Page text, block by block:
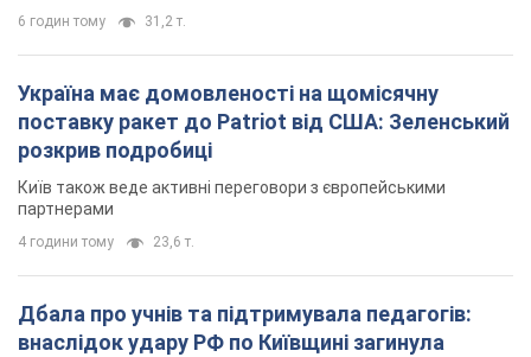
6 годин тому 31,2 т.
Україна має домовленості на щомісячну
поставку ракет до Patriot від США: Зеленський
розкрив подробиці
Київ також веде активні переговори з європейськими
партнерами
4 години тому 23,6 т.
Дбала про учнів та підтримувала педагогів:
внаслідок удару РФ по Київщині загинула